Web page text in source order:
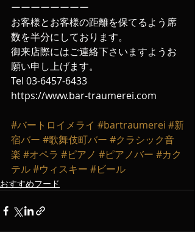
ーーーーーーーー
お客様とお客様の距離を保てるよう席
数を半分にしております。
御来店際にはご連絡下さいますようお
願い申し上げます‬。
‪Tel 03-6457-6433‬
https://www.bar-traumerei.com
#バートロイメライ #bartraumerei #新
宿バー #歌舞伎町バー #クラシック音
楽 #オペラ #ピアノ #ピアノバー #カク
テル#ウィスキー #ビール
おすすめフード